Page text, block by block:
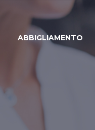
ABBIGLIAMENTO